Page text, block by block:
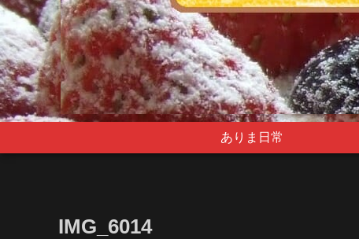
ありま日常
IMG_6014